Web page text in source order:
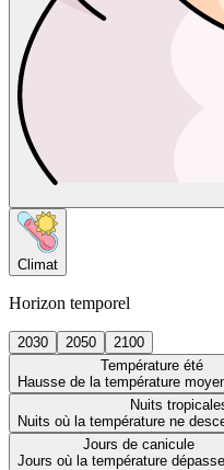
Climat
Horizon temporel
2030 2050
2100
Température été
Hausse de la température
Nuits
Nuits où la température ne
Jours de canicule
Jours où la température